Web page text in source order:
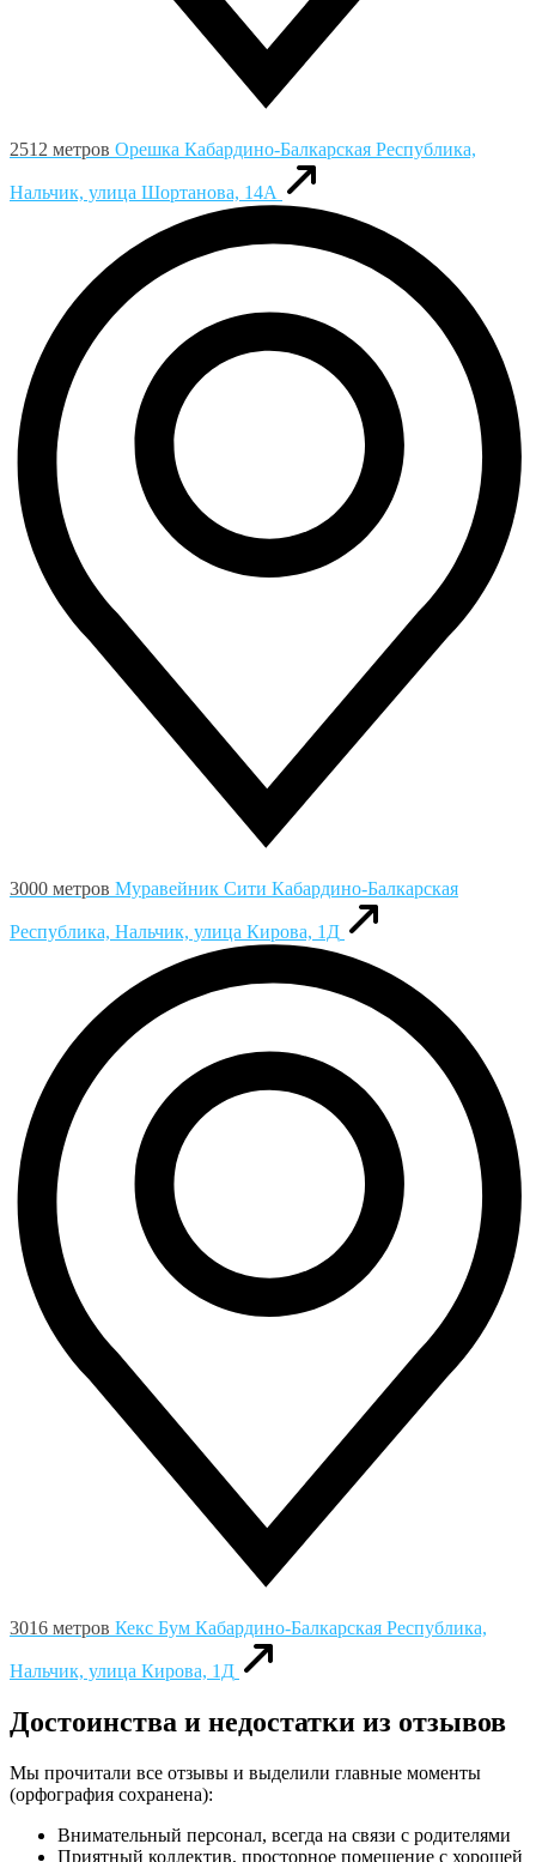
2512 метров Орешка Кабардино-Балкарская Республика,
Нальчик, улица Шортанова, 14А
3000 метров Муравейник Сити Кабардино-Балкарская
Республика, Нальчик, улица Кирова, 1Д
3016 метров Кекс Бум Кабардино-Балкарская Республика,
Нальчик, улица Кирова, 1Д
Достоинства и недостатки из отзывов
Мы прочитали все отзывы и выделили главные моменты
(орфография сохранена):
Внимательный персонал, всегда на связи с родителями
Приятный коллектив, просторное помещение с хорошей